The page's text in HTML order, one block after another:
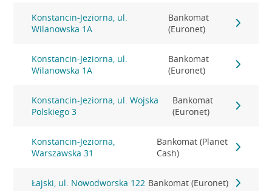
Konstancin-Jeziorna, ul.
Wilanowska 1A
Bankomat
(Euronet)
Konstancin-Jeziorna, ul.
Wilanowska 1A
Bankomat
(Euronet)
Konstancin-Jeziorna, ul. Wojska
Polskiego 3
Bankomat
(Euronet)
Konstancin-Jeziorna,
Warszawska 31
Bankomat (Planet
Cash)
Łajski, ul. Nowodworska 122 Bankomat (Euronet)